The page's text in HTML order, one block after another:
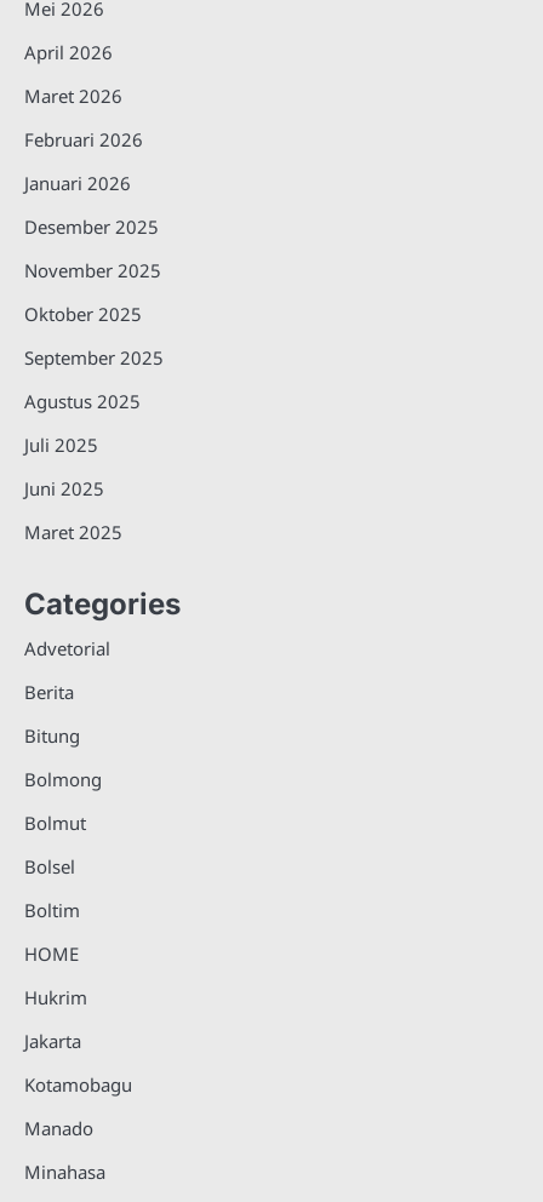
Mei 2026
April 2026
Maret 2026
Februari 2026
Januari 2026
Desember 2025
November 2025
Oktober 2025
September 2025
Agustus 2025
Juli 2025
Juni 2025
Maret 2025
Categories
Advetorial
Berita
Bitung
Bolmong
Bolmut
Bolsel
Boltim
HOME
Hukrim
Jakarta
Kotamobagu
Manado
Minahasa